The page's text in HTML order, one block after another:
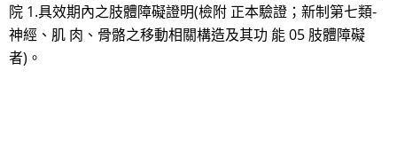
院 1.具效期內之肢體障礙證明(檢附 正本驗證；新制第七類-
神經、肌 肉、骨骼之移動相關構造及其功 能 05 肢體障礙
者)。